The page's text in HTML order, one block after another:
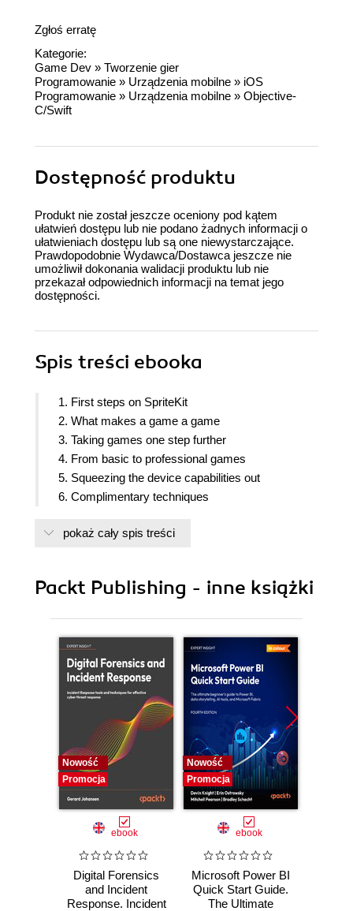
Zgłoś erratę
Kategorie:
Game Dev » Tworzenie gier
Programowanie » Urządzenia mobilne » iOS
Programowanie » Urządzenia mobilne » Objective-
C/Swift
Dostępność produktu
Produkt nie został jeszcze oceniony pod kątem
ułatwień dostępu lub nie podano żadnych informacji o
ułatwieniach dostępu lub są one niewystarczające.
Prawdopodobnie Wydawca/Dostawca jeszcze nie
umożliwił dokonania walidacji produktu lub nie
przekazał odpowiednich informacji na temat jego
dostępności.
Spis treści ebooka
1. First steps on SpriteKit
2. What makes a game a game
3. Taking games one step further
4. From basic to professional games
5. Squeezing the device capabilities out
6. Complimentary techniques
pokaż cały spis treści
Packt Publishing - inne książki
Nowość
Promocja
ebook
Digital Forensics
and Incident
Response. Incident
Nowość
Promocja
ebook
Microsoft Power BI
Quick Start Guide.
The Ultimate